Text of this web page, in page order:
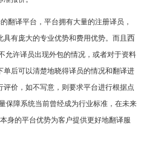
译平台，平台拥有大量的注册译员，
有庞大的专业优势和费用优势。而且西
允许译员出现外包的情况，或者对于资料
后可以清楚地晓得译员的情况和翻译进
价，如不写意，则要求平台进行根据点
保障系统当前曾经成为行业标准，在未来
身的平台优势为客户提供更好地翻译服